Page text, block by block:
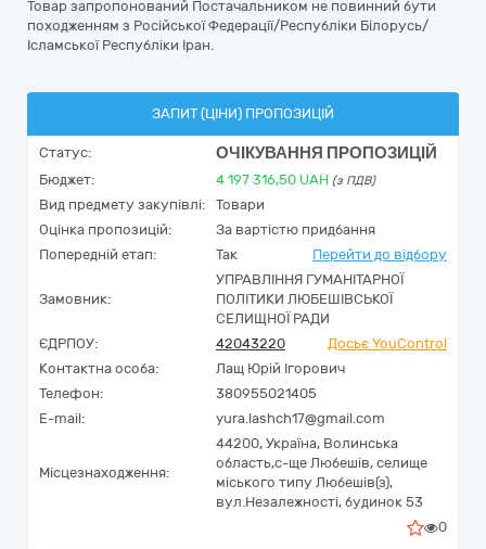
Товар запропонований Постачальником не повинний бути
походженням з Російської Федерації/Республіки Білорусь/
Ісламської Республіки Іран.
ЗАПИТ (ЦІНИ) ПРОПОЗИЦІЙ
Статус: ОЧІКУВАННЯ ПРОПОЗИЦІЙ
Бюджет: 4 197 316,50 UAH (з ПДВ)
Вид предмету закупівлі:
Товари
Оцінка пропозицій:
За вартістю придбання
Попередній етап:
Так Перейти до відбору
Замовник:
УПРАВЛІННЯ ГУМАНІТАРНОЇ
ПОЛІТИКИ ЛЮБЕШІВСЬКОЇ
СЕЛИЩНОЇ РАДИ
ЄДРПОУ:
42043220
Досьє YouControl
Контактна особа:
Лащ Юрій Ігорович
Телефон:
380955021405
E-mail:
yura.lashch17@gmail.com
Місцезнаходження:
44200, Україна, Волинська
область,с-ще Любешів, селище
міського типу Любешів(з),
вул.Незалежності, будинок 53
0